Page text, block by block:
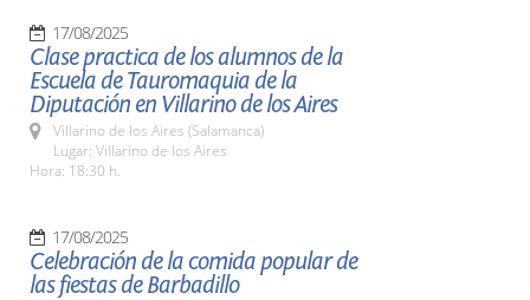
17/08/2025
Clase practica de los alumnos de la
Escuela de Tauromaquia de la
Diputación en Villarino de los Aires
Villarino de los Aires (Salamanca)
Lugar: Villarino de los Aires
Hora: 18:30 h.
17/08/2025
Celebración de la comida popular de
las fiestas de Barbadillo